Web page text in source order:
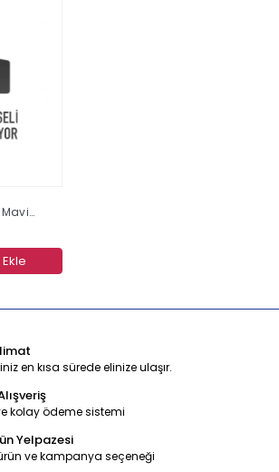
en kısa sürede elinize ulaşır.
kolay ödeme sistemi
Yelpazesi
ve kampanya seçeneği